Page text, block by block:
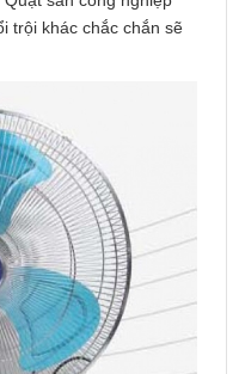
trội khác chắc chắn sẽ